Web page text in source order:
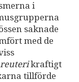
i
saknade
med de
kraftigt
tillförde